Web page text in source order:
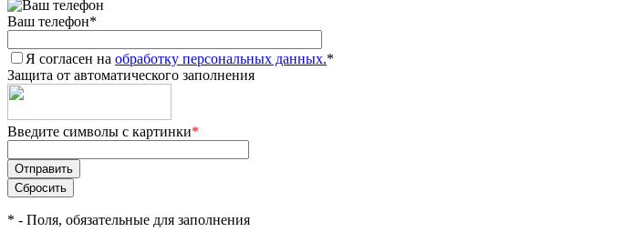
Ваш телефон*
Я согласен на обработку персональных данных.*
Защита от автоматического заполнения
Введите символы с картинки*
* - Поля, обязательные для заполнения